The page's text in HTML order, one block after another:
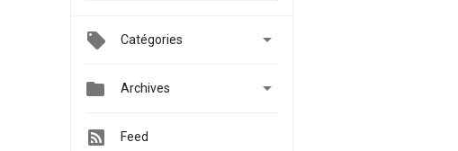
Catégories 
 Archives 
Feed